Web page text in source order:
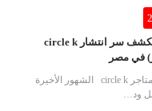
محمد هشام عبية يكشف سر انتشار circle k
في مصر
الانتشار المفاجئ والسريع لسلسلة كافيهات ومتاجر circle k الشهور الأخيرة
بل ود…